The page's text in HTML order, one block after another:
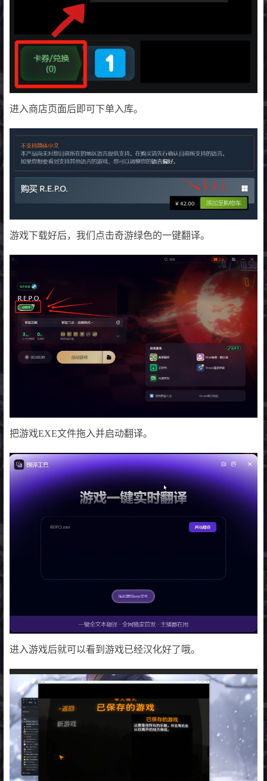
进入商店页面后即可下单入库。
游戏下载好后，我们点击奇游绿色的一键翻译。
把游戏EXE文件拖入并启动翻译。
进入游戏后就可以看到游戏已经汉化好了哦。